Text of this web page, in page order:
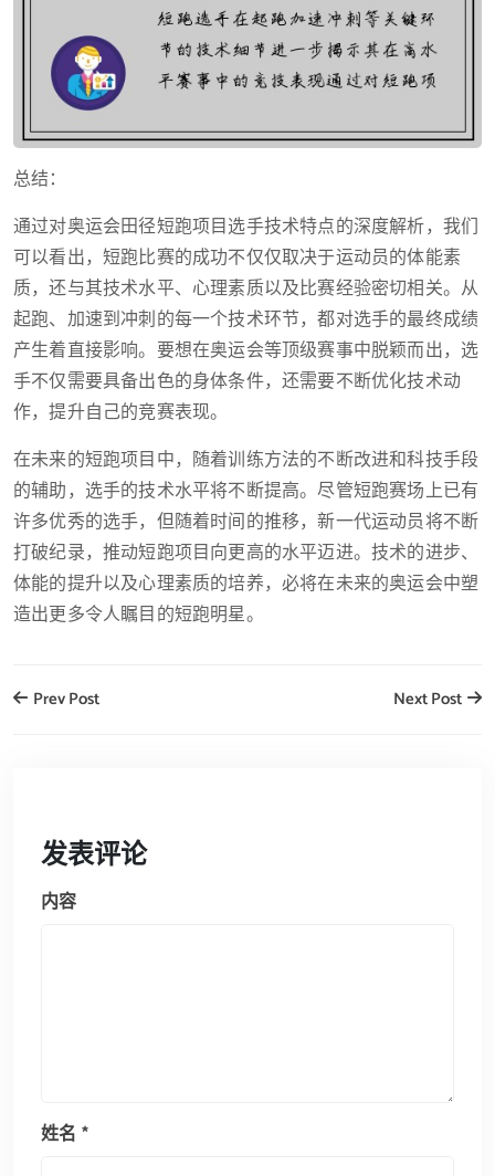
总结：
通过对奥运会田径短跑项目选手技术特点的深度解析，我们
可以看出，短跑比赛的成功不仅仅取决于运动员的体能素
质，还与其技术水平、心理素质以及比赛经验密切相关。从
起跑、加速到冲刺的每一个技术环节，都对选手的最终成绩
产生着直接影响。要想在奥运会等顶级赛事中脱颖而出，选
手不仅需要具备出色的身体条件，还需要不断优化技术动
作，提升自己的竞赛表现。
在未来的短跑项目中，随着训练方法的不断改进和科技手段
的辅助，选手的技术水平将不断提高。尽管短跑赛场上已有
许多优秀的选手，但随着时间的推移，新一代运动员将不断
打破纪录，推动短跑项目向更高的水平迈进。技术的进步、
体能的提升以及心理素质的培养，必将在未来的奥运会中塑
造出更多令人瞩目的短跑明星。
Prev Post Next Post
发表评论
内容
姓名 *